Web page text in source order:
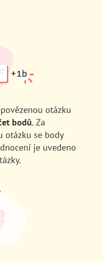
otázku
bodů. Za
otázku se body
je uvedeno